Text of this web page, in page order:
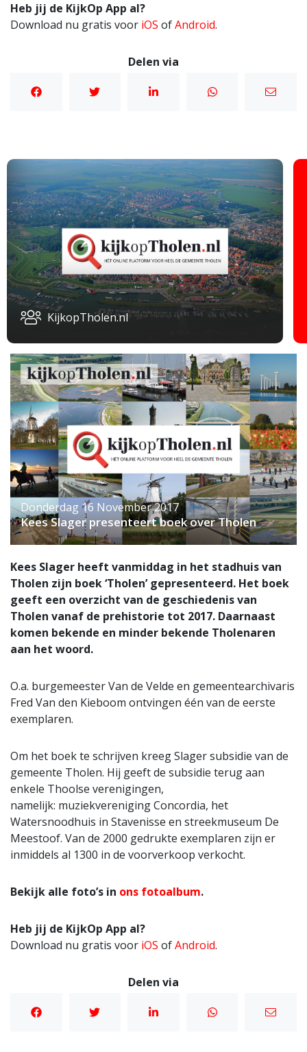
Heb jij de KijkOp App al?
Download nu gratis voor iOS ofAndroid.
Delen via
KijkopTholen.nl
Donderdag 16 November 2017
Kees Slager presenteert boek over Tholen
Kees Slager heeft vanmiddag in het stadhuis van
Tholen zijn boek ‘Tholen’ gepresenteerd. Het boek
geeft een overzicht van de geschiedenis van
Tholen vanaf de prehistorie tot 2017. Daarnaast
komen bekende en minder bekende Tholenaren
aan het woord.
O.a. burgemeester Van de Velde en gemeentearchivaris
Fred Van den Kieboom ontvingen één van de eerste
exemplaren.
Om het boek te schrijven kreeg Slager subsidie van de
gemeente Tholen. Hij geeft de subsidie terug aan
enkele Thoolse verenigingen,
namelijk: muziekvereniging Concordia, het
Watersnoodhuis in Stavenisse en streekmuseum De
Meestoof. Van de 2000 gedrukte exemplaren zijn er
inmiddels al 1300 in de voorverkoop verkocht.
Bekijk alle foto’s in ons fotoalbum.
Heb jij de KijkOp App al?
Download nu gratis voor iOS ofAndroid.
Delen via